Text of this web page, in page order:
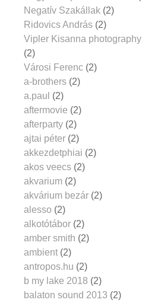
Negatív Szakállak (2)
Ridovics András (2)
Vipler Kisanna photography
(2)
Városi Ferenc (2)
a-brothers (2)
a.paul (2)
aftermovie (2)
afterparty (2)
ajtai péter (2)
akkezdetphiai (2)
akos veecs (2)
akvarium (2)
akvárium bezár (2)
alesso (2)
alkotótábor (2)
amber smith (2)
ambient (2)
antropos.hu (2)
b my lake 2018 (2)
balaton sound 2013 (2)